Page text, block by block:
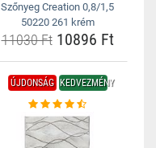
Szőnyeg Creation 0,8/1,5
50220 261 krém
11030 Ft10896 Ft
ÚJDONSÁG KEDVEZMÉNY